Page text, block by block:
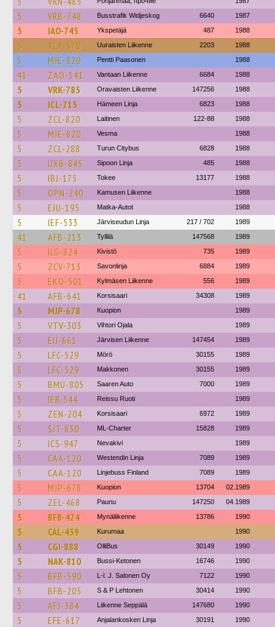
5 VRB-748 Busstrafik Widjeskog 6640 1987
5 IAO-745 Ykspetäjä 487 1988
5 XLA-570 Uuraisten Liikenne 2203 1988
5 MJE-820 Pentti Paasonen 1988
41 ZAO-141 Vantaan Liikenne 6684 1988
5 VRK-785 Oravaisten Liikenne 147256 1988
5 ICL-215 Hämeen Linja 6823 1988
5 ZCL-820 Laitinen 122-88 1988
5 MJE-820 Vesma 1988
5 ZCL-288 Turun Citybus 6828 1988
5 UXB-845 Sipoon Linja 485 1988
5 IBJ-175 Tokee 13177 1988
5 OPN-240 Kamusen Liikenne 1988
5 EJU-195 Matka-Autot 1988
5 IEF-533 Järviseudun Linja 217 / 702 1989
41 AFB-213 Tyllilä 147568 1989
5 ILG-824 Kivistö 735 1989
5 ZCV-713 Savonlinja 6884 1989
5 EKO-501 Kylmäsen Liikenne 556 1989
41 AFB-641 Korsisaari 34308 1989
5 MJP-678 Kuopion 1989
5 VTV-303 Vihtori Ojala 1989
5 EIJ-661 Järvisen Liikenne 147454 1989
5 LFC-529 Mörö 30155 1989
5 LFC-529 Makkonen 30155 1989
5 BMU-805 Saaren Auto 7000 1989
5 IER-544 Reissu Ruoti 1989
5 ZEN-204 Korsisaari 6972 1989
5 SJT-830 ML-Charter 15828 1989
5 ICS-947 Nevakivi 1989
5 CAA-120 Westendin Linja 7089 1989
5 CAA-120 Linjebuss Finland 7089 1989
5 MJP-678 Kuopion 13704 02.1989
5 ZEL-468 Paunu 147250 04.1989
5 BFB-424 Mynäliikenne 13786 1990
5 CAL-439 Kurumaa 1990
5 CGI-888 OlliBus 30149 1990
5 NAK-810 Bussi-Ketonen 16746 1990
5 BFB-590 L-l. J. Salonen Oy 7122 1990
5 BFB-205 S & P Lehtonen 30414 1990
5 AFJ-384 Liikenne Seppälä 147680 1990
5 EFE-617 Anjalankosken Linja 30191 1990